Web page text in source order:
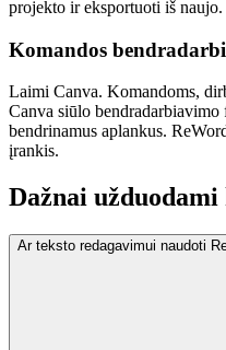
projekto ir eksportuoti iš naujo.
Komandos
Laimi Canva. Komandoms,
Canva siūlo
bendrinamus aplankus.
įrankis.
Dažnai
Ar teksto redagavimui naudoti